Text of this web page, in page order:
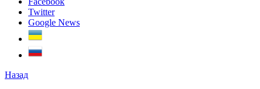
Twitter
Google News
Назад